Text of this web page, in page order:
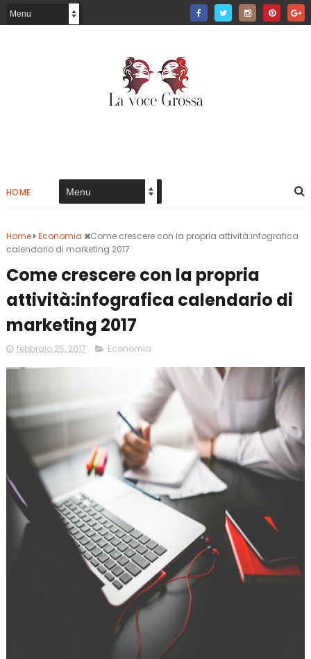
HOME
Home Economia
Come crescere con la propria attività:infografica
calendario di marketing 2017
Come crescere con la propria
attività:infografica calendario di
marketing 2017
febbraio 25, 2017 Economia